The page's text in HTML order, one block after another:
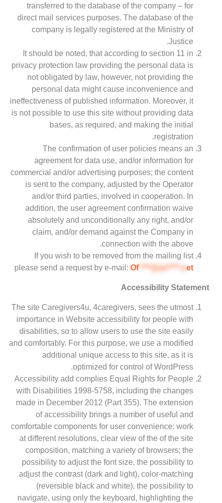
transferred to the database of the company – for
direct mail services purposes. The database of the
company is legally registered at the Ministry of
Justice.
It should be noted, that according to section 11 in
privacy protection law providing the personal data is
not obligated by law, however, not providing the
personal data might cause inconvenience and
ineffectiveness of published information. Moreover, it
is not possible to use this site without providing data
bases, as required, and making the initial
registration.
The confirmation of user policies means an
agreement for data use, and/or information for
commercial and/or advertising purposes; the content
is sent to the company, adjusted by the Operator
and/or third parties, involved in cooperation. In
addition, the user agreement confirmation waive
absolutely and unconditionally any right, and/or
claim, and/or demand against the Company in
connection with the above.
If you wish to be removed from the mailing list
please send a request by e-mail: Of****@av****.net
Accessibility Statement
The site Caregivers4u, 4caregivers, sees the utmost
importance in Website accessibility for people with
disabilities, so to allow users to use the site easily
and comfortably. For this purpose, we use a modified
additional unique access to this site, as it is
optimized for control of WordPress.
Accessibility add complies Equal Rights for People
with Disabilities 1998-5758, including the changes
made in December 2012 (Part 355). The extension
of accessibility brings a number of useful and
comfortable components for user convenience: work
at different resolutions, clear view of the of the site
composition, matching a variety of browsers; the
possibility to adjust the font size, the possibility to
adjust the contrast (dark and light), color-matching
(reversible black and white), the possibility to
navigate, using only the keyboard, highlighting the